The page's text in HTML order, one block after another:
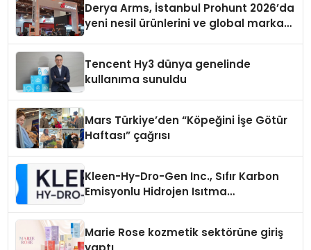
Derya Arms, İstanbul Prohunt 2026’da
yeni nesil ürünlerini ve global marka
Tencent Hy3 dünya genelinde
kullanıma sunuldu
Mars Türkiye’den “Köpeğini İşe Götür
Haftası” çağrısı
Kleen-Hy-Dro-Gen Inc., Sıfır Karbon
Emisyonlu Hidrojen Isıtma
Marie Rose kozmetik sektörüne giriş